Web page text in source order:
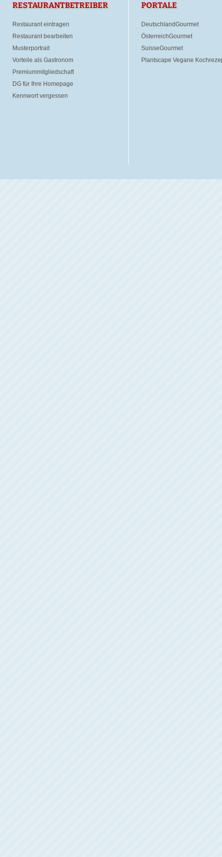
RESTAURANTBETREIBER
Restaurant eintragen
Restaurant bearbeiten
Musterportrait
Vorteile als Gastronom
Premiummitgliedschaft
DG für Ihre Homepage
Kennwort vergessen
PORTALE
DeutschlandGourmet
ÖsterreichGourmet
SuisseGourmet
Plantscape Vegane